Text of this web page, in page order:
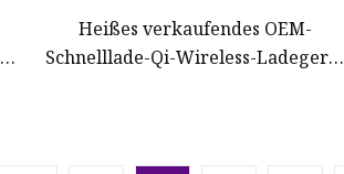
Heißes verkaufendes OEM-
Schnelllade-Qi-Wireless-Ladegerät